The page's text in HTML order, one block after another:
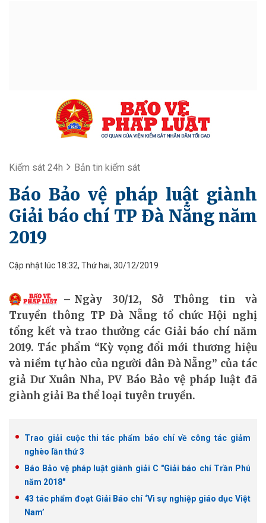
Kiểm sát 24h Bản tin kiểm sát
Báo Bảo vệ pháp luật giành
Giải báo chí TP Đà Nẵng năm
2019
Cập nhật lúc 18:32, Thứ hai, 30/12/2019
Ngày 30/12, Sở Thông tin và
Truyền thông TP Đà Nẵng tổ chức Hội nghị
tổng kết và trao thưởng các Giải báo chí năm
2019. Tác phẩm “Kỳ vọng đổi mới thương hiệu
và niềm tự hào của người dân Đà Nẵng” của tác
giả Dư Xuân Nha, PV Báo Bảo vệ pháp luật đã
giành giải Ba thể loại tuyên truyền.
Trao giải cuộc thi tác phẩm báo chí về công tác giảm
nghèo lần thứ 3
Báo Bảo vệ pháp luật giành giải C "Giải báo chí Trần Phú
năm 2018"
43 tác phẩm đoạt Giải Báo chí ‘Vì sự nghiệp giáo dục Việt
Nam’